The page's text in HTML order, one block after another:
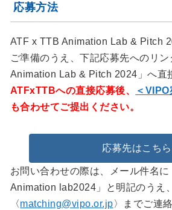
応募方法
ATF x TTB Animation Lab & Pitch
ご準備のうえ、下記応募先へのリ
Animation Lab & Pitch 2024」へ直
ATFxTTBへの直接応募後、
＜
も合わせてご提出ください。
応募先はこちら
お問い合わせの際は、メール件名
Animation lab2024」と明記のうえ、
〈matching@vipo.or.jp〉までご連